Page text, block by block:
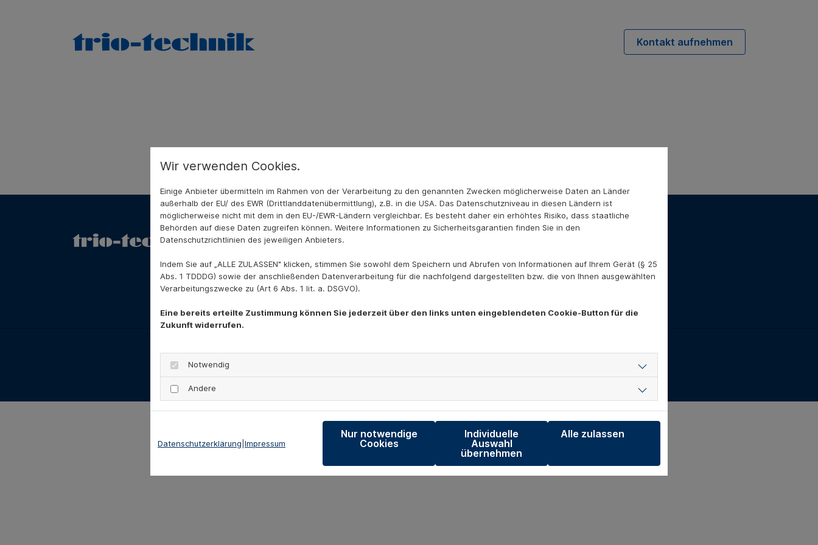
Kontakt aufnehmen
Am Rottland 19
Deutschland
Wir verwenden Cookies.
Einige Anbieter übermitteln im Rahmen von der Verarbeitung zu den genannten Zwecken möglicherweise Daten an Länder
außerhalb der EU/ des EWR (Drittlanddatenübermittlung), z.B. in die USA. Das Datenschutzniveau in diesen Ländern ist
möglicherweise nicht mit dem in den EU-/EWR-Ländern vergleichbar. Es besteht daher ein erhöhtes Risiko, dass staatliche
Behörden auf diese Daten zugreifen können. Weitere Informationen zu Sicherheitsgarantien finden Sie in den
Datenschutzrichtlinien des jeweiligen Anbieters.
Indem Sie auf „ALLE ZULASSEN" klicken, stimmen Sie sowohl dem Speichern und Abrufen von Informationen auf Ihrem Gerät (§ 25
Abs. 1 TDDDG) sowie der anschließenden Datenverarbeitung für die nachfolgend dargestellten bzw. die von Ihnen ausgewählten
Verarbeitungszwecke zu (Art 6 Abs. 1 lit. a. DSGVO).
Eine bereits erteilte Zustimmung können Sie jederzeit über den links unten eingeblendeten Cookie-Button für die
Zukunft widerrufen.
Notwendig
Andere
Datenschutzerklärung Impressum
Nur notwendige
Cookies
Individuelle
Auswahl
übernehmen
Alle zulassen